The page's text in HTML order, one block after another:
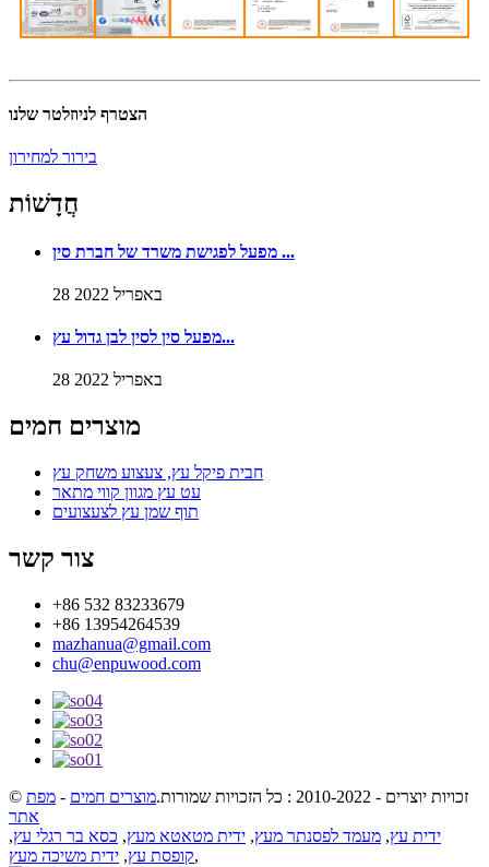
הצטרף לניוזלטר שלנו
בירור למחירון
חֲדָשׁוֹת
מפעל לפגישת משרד של חברת סין ...
28 באפריל 2022
מפעל סין לסין לבן גדול עץ...
28 באפריל 2022
מוצרים חמים
חבית פיקל עץ, צעצוע משחק עץ
עט עץ מגוון קווי מתאר
תוף שמן עץ לצעצועים
צור קשר
+86 532 83233679
+86 13954264539
mazhanua@gmail.com
chu@enpuwood.com
© זכויות יוצרים - 2010-2022 : כל הזכויות שמורות. מוצרים חמים - מפת
אתר
ידית עץ, מעמד לפסנתר מעץ, ידית מטאטא מעץ, כסא בר רגלי עץ,
קופסת עץ, ידית משיכה מעץ ,